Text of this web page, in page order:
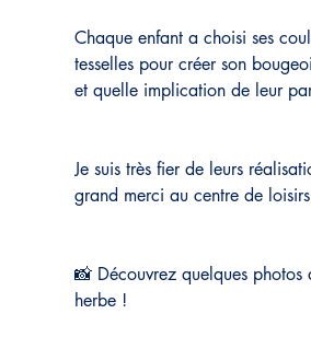
Chaque enfant a choisi ses
tesselles pour créer son
et quelle implication de leur
Je suis très fier de leurs
grand merci au centre de
📸 Découvrez quelques
herbe !